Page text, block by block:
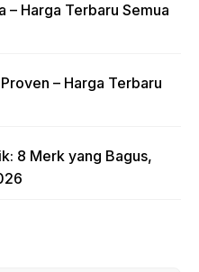
– Harga Terbaru Semua
– Harga Terbaru
8 Merk yang Bagus,